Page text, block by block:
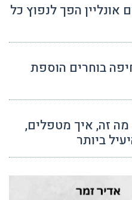
אונליין הפך לנפוץ כל
בוחרים הוספת
מה זה, איך מטפלים,
ביותר